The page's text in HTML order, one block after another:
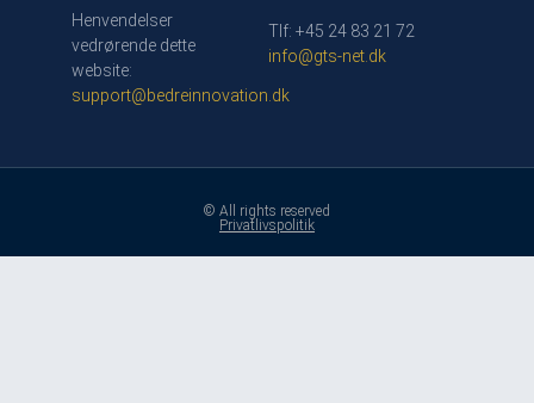
Henvendelser
vedrørende dette
website:
support@bedreinnovation.dk
Tlf: +45 24 83 21 72
info@gts-net.dk
© All rights reserved
Privatlivspolitik